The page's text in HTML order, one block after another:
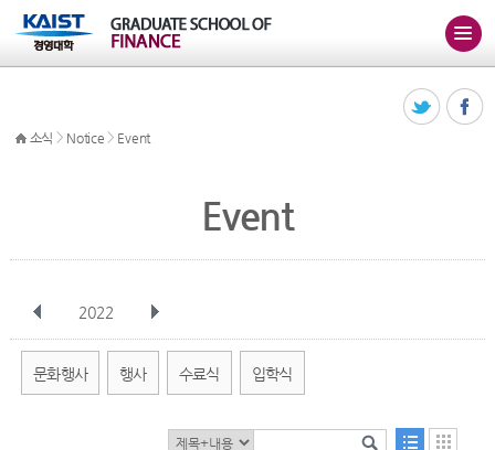
소식 > Notice > Event
Event
2022
전체 1월 2월 4월 5월 6월
문화행사 행사 수료식 입학식